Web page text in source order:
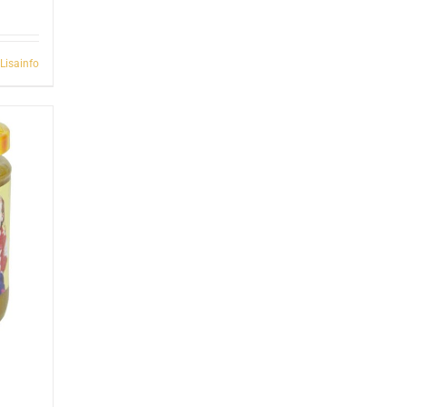
Lisainfo